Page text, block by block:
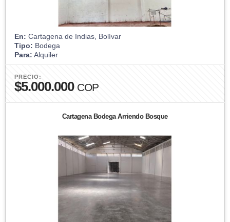
En: Cartagena de Indias, Bolívar
Tipo: Bodega
Para: Alquiler
PRECIO:
$5.000.000 COP
Cartagena Bodega Arriendo Bosque